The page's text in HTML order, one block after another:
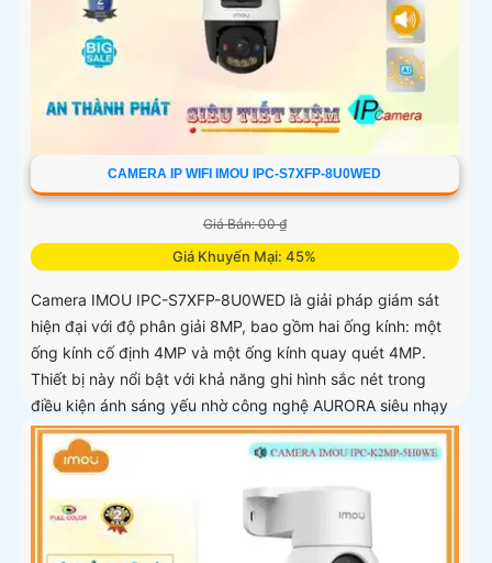
CAMERA IP WIFI IMOU IPC-S7XFP-8U0WED
Giá Bán: 00 ₫
Giá Khuyến Mại: 45%
Camera IMOU IPC-S7XFP-8U0WED là giải pháp giám sát
hiện đại với độ phân giải 8MP, bao gồm hai ống kính: một
ống kính cố định 4MP và một ống kính quay quét 4MP.
Thiết bị này nổi bật với khả năng ghi hình sắc nét trong
điều kiện ánh sáng yếu nhờ công nghệ AURORA siêu nhạy
sáng